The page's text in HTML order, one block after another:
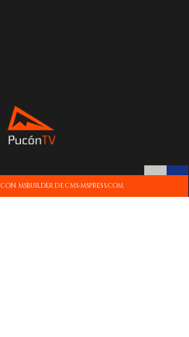
MSBUILDER DE CMS-MSPRESS.COM